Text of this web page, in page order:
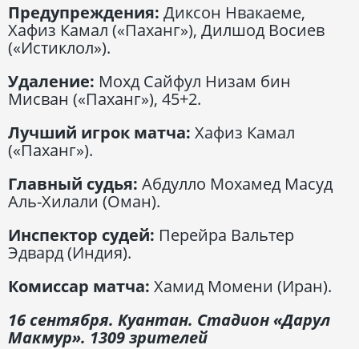
Предупреждения: Диксон Нвакаеме,
Хафиз Камал («Паханг»), Дилшод Восиев
(«Истиклол»).
Удаление: Мохд Сайфул Низам бин
Мисван («Паханг»), 45+2.
Лучший игрок матча: Хафиз Камал
(«Паханг»).
Главный судья: Абдулло Мохамед Масуд
Аль-Хилали (Оман).
Инспектор судей: Перейра Вальтер
Эдвард (Индия).
Комиссар матча: Хамид Момени (Иран).
16 сентября. Куантан. Стадион «Дарул
Макмур». 1309 зрителей